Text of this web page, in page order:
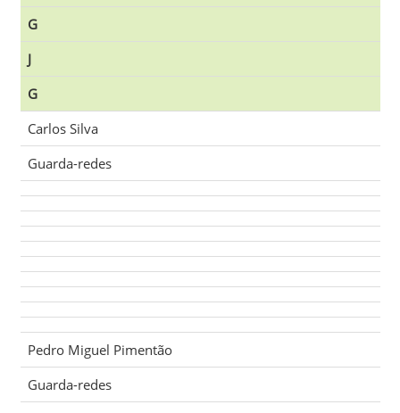
G
J
G
Carlos Silva
Guarda-redes
Pedro Miguel Pimentão
Guarda-redes